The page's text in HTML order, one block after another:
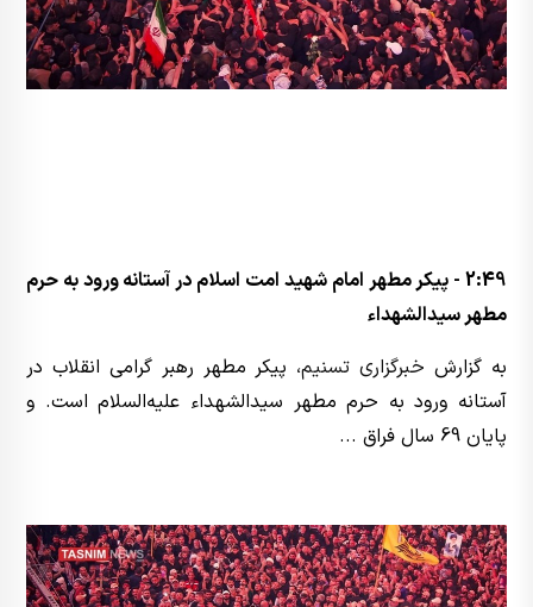
2:49 - پیکر مطهر امام شهید امت اسلام در آستانه ورود به حرم
مطهر سیدالشهداء
به گزارش خبرگزاری تسنیم، پیکر مطهر رهبر گرامی انقلاب در
آستانه ورود به حرم مطهر سیدالشهداء علیه‌السلام است. و
پایان 69 سال فراق ...